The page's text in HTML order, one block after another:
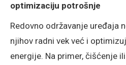
optimizaciju potrošnje
Redovno održavanje uređaja
njihov radni vek već i
energije. Na primer, čišćenje